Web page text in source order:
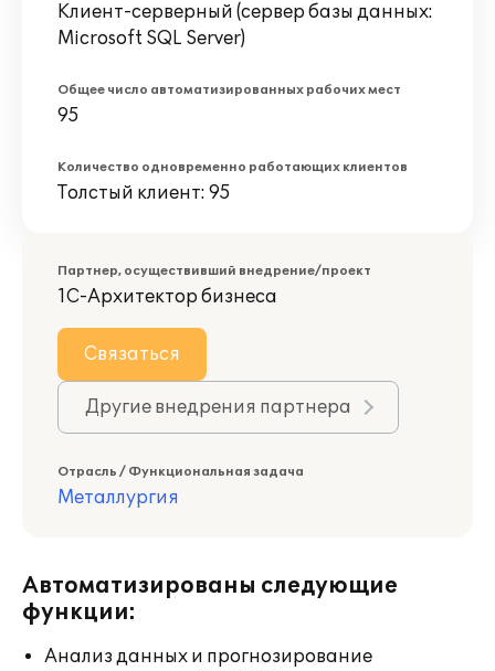
Клиент-серверный (сервер базы данных:
Microsoft SQL Server)
Общее число автоматизированных рабочих мест
95
Количество одновременно работающих клиентов
Толстый клиент: 95
Партнер, осуществивший внедрение/проект
1С-Архитектор бизнеса
Связаться
Другие внедрения партнера
Отрасль / Функциональная задача
Металлургия
Автоматизированы следующие
функции:
Анализ данных и прогнозирование